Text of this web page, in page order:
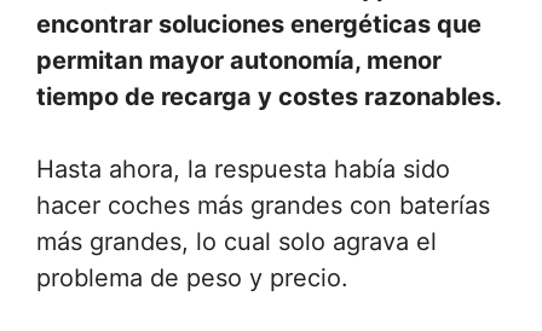
encontrar soluciones energéticas que
permitan mayor autonomía, menor
tiempo de recarga y costes razonables.
Hasta ahora, la respuesta había sido
hacer coches más grandes con baterías
más grandes, lo cual solo agrava el
problema de peso y precio.